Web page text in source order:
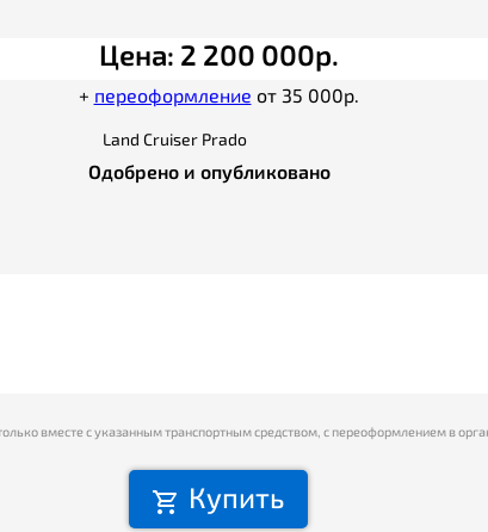
Цена: 2 200 000р.
+ переоформление от 35 000р.
Land Cruiser Prado
Одобрено и опубликовано
вместе с указанным транспортным средством, с переоформлением в
Купить